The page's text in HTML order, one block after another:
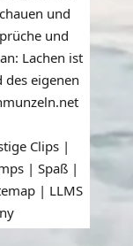
und
und
Lachen ist
des eigenen
Clips |
| Spaß |
| LLMS